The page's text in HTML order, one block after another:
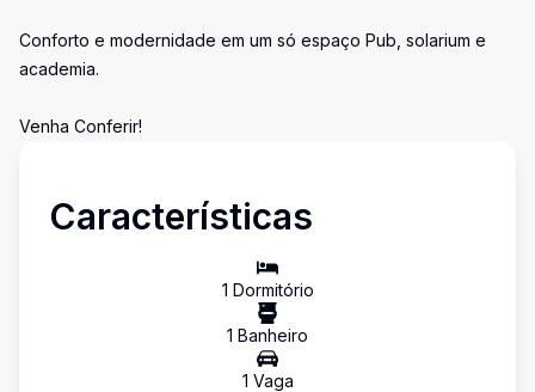
Conforto e modernidade em um só espaço Pub, solarium e
academia.
Venha Conferir!
Características
1 Dormitório
1 Banheiro
1 Vaga